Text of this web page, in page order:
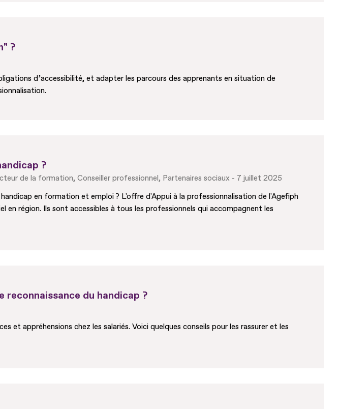
?
d’accessibilité, et adapter les parcours des apprenants en situation de
?
de la formation Conseiller professionnel Partenaires sociaux
7 juillet 2025
en formation et emploi ? L'offre d'Appui à la professionnalisation de l'Agefiph
région. Ils sont accessibles à tous les professionnels qui accompagnent les
reconnaissance du handicap ?
et appréhensions chez les salariés. Voici quelques conseils pour les rassurer et les